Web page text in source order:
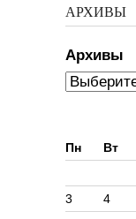
АРХИВЫ
Архивы
Пн
Вт
3
4